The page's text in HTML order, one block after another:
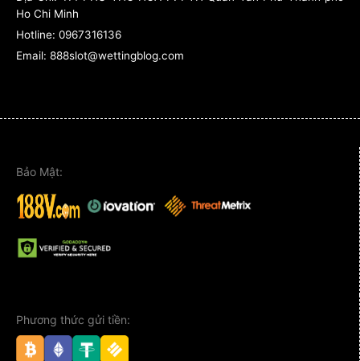
Ho Chi Minh
Hotline: 0967316136
Email: 888slot@wettingblog.com
Bảo Mật:
Phương thức gửi tiền: